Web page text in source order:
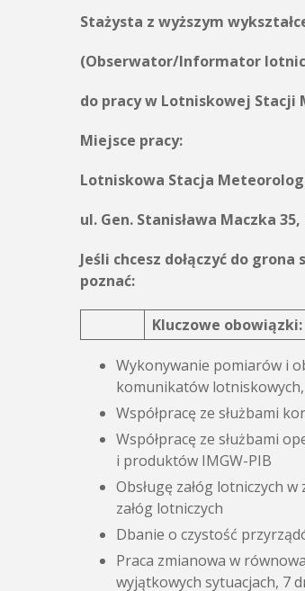
Stażysta z wyższym
(Obserwator/Informator
do pracy w Lotniskowej Stacji
Miejsce pracy:
Lotniskowa Stacja
ul. Gen. Stanisława Maczka 35,
Jeśli chcesz dołączyć do
poznać:
Kluczowe obowiązki:
Wykonywanie pomiarów i
komunikatów
Współpracę ze służbami
Współpracę ze służbami
i produktów IMGW-PIB
Obsługę załóg lotniczych
załóg lotniczych
Dbanie o czystość
Praca zmianowa w
wyjątkowych sytuacjach, 7